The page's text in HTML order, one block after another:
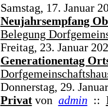
Samstag, 17. Januar
Neujahrsempfang
Belegung
Freitag, 23. Januar
Generationentag
Donnerstag, 29.
Privatvon admin ::